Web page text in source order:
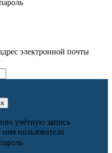
электронной почты
учётную запись
пользователя